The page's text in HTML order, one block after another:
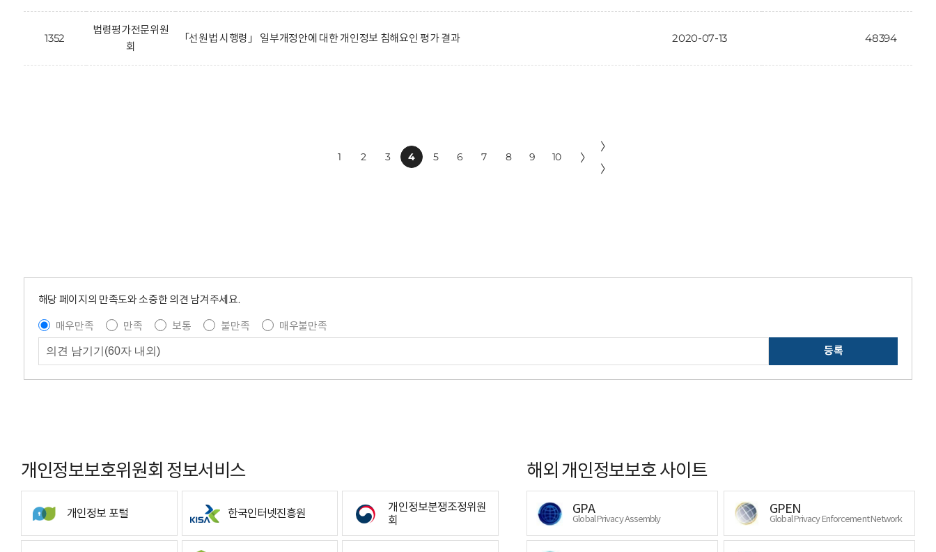
1352
법령평가전문위원
회
「선원법 시행령」 일부개정안에 대한 개인정보 침해요인 평가 결과 2020-07-13 48394
1 2 3 4 5 6 7 8 9 10 〉
〉
〉
해당 페이지의 만족도와 소중한 의견 남겨주세요.
매우만족
만족 보통 불만족
매우불만족
등록
개인정보보호위원회 정보서비스
개인정보 포털 한국인터넷진흥원
개인정보분쟁조정위원
회
해외 개인정보보호 사이트
GPA
Global Privacy Assembly
GPEN
Global Privacy Enforcement Network